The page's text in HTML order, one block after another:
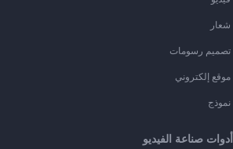
شعار
تصميم رسومات
موقع إلكتروني
نموذج
أدوات صناعة الفيديو